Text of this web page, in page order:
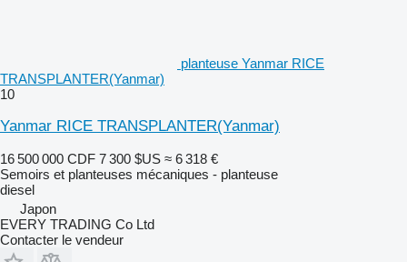
planteuse Yanmar RICE
TRANSPLANTER(Yanmar)
10
Yanmar RICE TRANSPLANTER(Yanmar)
16 500 000 CDF 7 300 $US ≈ 6 318 €
Semoirs et planteuses mécaniques - planteuse
diesel
Japon
EVERY TRADING Co Ltd
Contacter le vendeur